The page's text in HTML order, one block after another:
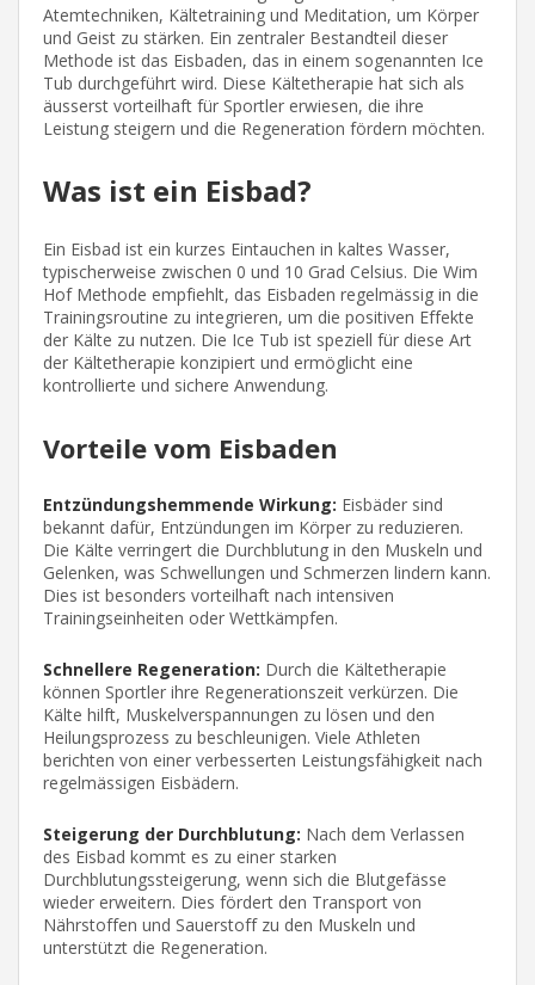
Atemtechniken, Kältetraining und Meditation, um Körper
und Geist zu stärken. Ein zentraler Bestandteil dieser
Methode ist das Eisbaden, das in einem sogenannten Ice
Tub durchgeführt wird. Diese Kältetherapie hat sich als
äusserst vorteilhaft für Sportler erwiesen, die ihre
Leistung steigern und die Regeneration fördern möchten.
Was ist ein Eisbad?
Ein Eisbad ist ein kurzes Eintauchen in kaltes Wasser,
typischerweise zwischen 0 und 10 Grad Celsius. Die Wim
Hof Methode empfiehlt, das Eisbaden regelmässig in die
Trainingsroutine zu integrieren, um die positiven Effekte
der Kälte zu nutzen. Die Ice Tub ist speziell für diese Art
der Kältetherapie konzipiert und ermöglicht eine
kontrollierte und sichere Anwendung.
Vorteile vom Eisbaden
Entzündungshemmende Wirkung: Eisbäder sind
bekannt dafür, Entzündungen im Körper zu reduzieren.
Die Kälte verringert die Durchblutung in den Muskeln und
Gelenken, was Schwellungen und Schmerzen lindern kann.
Dies ist besonders vorteilhaft nach intensiven
Trainingseinheiten oder Wettkämpfen.
Schnellere Regeneration: Durch die Kältetherapie
können Sportler ihre Regenerationszeit verkürzen. Die
Kälte hilft, Muskelverspannungen zu lösen und den
Heilungsprozess zu beschleunigen. Viele Athleten
berichten von einer verbesserten Leistungsfähigkeit nach
regelmässigen Eisbädern.
Steigerung der Durchblutung: Nach dem Verlassen
des Eisbad kommt es zu einer starken
Durchblutungssteigerung, wenn sich die Blutgefässe
wieder erweitern. Dies fördert den Transport von
Nährstoffen und Sauerstoff zu den Muskeln und
unterstützt die Regeneration.